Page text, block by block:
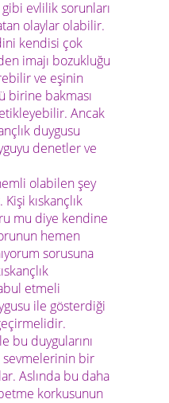
gibi evlilik sorunları
olaylar olabilir.
kendisi çok
imajı bozukluğu
ve eşinin
birine bakması
Ancak
duygusu
denetler ve
olabilen şey
kıskançlık
mu diye kendine
hemen
sorusuna
etmeli
ile gösterdiği
bu duygularını
sevmelerinin bir
Aslında bu daha
korkusunun